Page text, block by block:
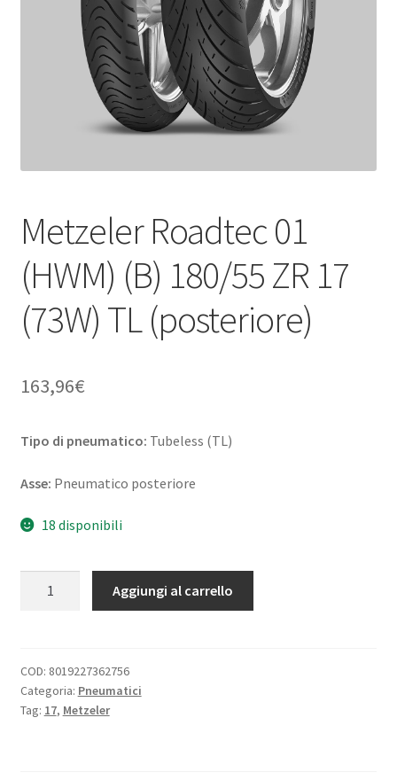
Metzeler Roadtec 01
(HWM) (B) 180/55 ZR 17
(73W) TL (posteriore)
163,96€
Tipo di pneumatico: Tubeless (TL)
Asse: Pneumatico posteriore
18 disponibili
(B)
180/55
ZR
Aggiungi al carrello
COD: 8019227362756
Categoria: Pneumatici
Tag: 17, Metzeler